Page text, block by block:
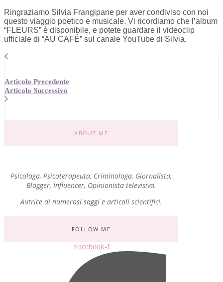
Ringraziamo Silvia Frangipane per aver condiviso con noi
questo viaggio poetico e musicale. Vi ricordiamo che l’album
“FLEURS” è disponibile, e potete guardare il videoclip
ufficiale di “AU CAFÉ” sul canale YouTube di Silvia.
Articolo Precedente
Articolo Successivo
ABOUT ME
Psicologa, Psicoterapeuta, Criminologa, Giornalista,
Blogger, Influencer, Opinionista televisiva.
Autrice di numerosi saggi e articoli scientifici.
FOLLOW ME
Facebook-f